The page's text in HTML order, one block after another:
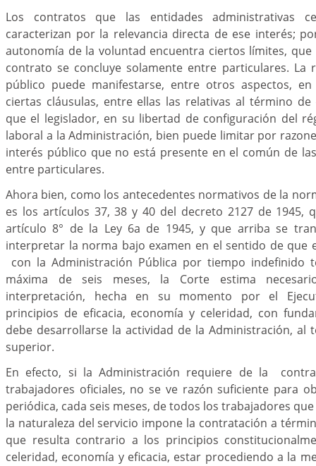
Los contratos que las entidades administrativas
caracterizan por la relevancia directa de ese interés;
autonomía de la voluntad encuentra ciertos límites,
contrato se concluye solamente entre particulares. La
público puede manifestarse, entre otros aspectos,
ciertas cláusulas, entre ellas las relativas al término
que el legislador, en su libertad de configuración del
laboral a la Administración, bien puede limitar por
interés público que no está presente en el común de
entre particulares.
Ahora bien, como los antecedentes normativos de la
es los artículos 37, 38 y 40 del decreto 2127 de 1945,
artículo 8° de la Ley 6a de 1945, y que arriba se
interpretar la norma bajo examen en el sentido de que
con la Administración Pública por tiempo indefinido
máxima de seis meses, la Corte estima
interpretación, hecha en su momento por el
principios de eficacia, economía y celeridad, con
debe desarrollarse la actividad de la Administración, al
superior.
En efecto, si la Administración requiere de la
trabajadores oficiales, no se ve razón suficiente para
periódica, cada seis meses, de todos los trabajadores
la naturaleza del servicio impone la contratación a
que resulta contrario a los principios
celeridad, economía y eficacia, estar procediendo a la